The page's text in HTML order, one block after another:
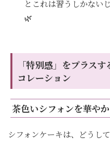
とこれは習うしかない
🌿
「特別感」をプラス
コレーション
茶色いシフォンを華や
シフォンケーキは、どうし